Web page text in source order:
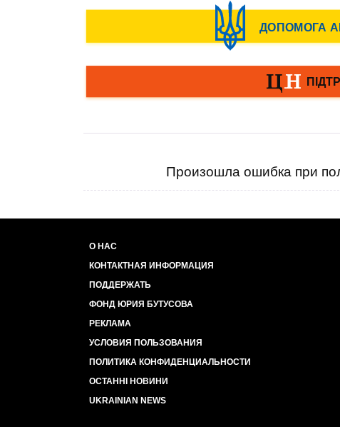
Произошла ошибка при
О НАС
КОНТАКТНАЯ ИНФОРМАЦИЯ
ПОДДЕРЖАТЬ
ФОНД ЮРИЯ БУТУСОВА
РЕКЛАМА
УСЛОВИЯ ПОЛЬЗОВАНИЯ
ПОЛИТИКА КОНФИДЕНЦИАЛЬНОСТИ
ОСТАННІ НОВИНИ
UKRAINIAN NEWS